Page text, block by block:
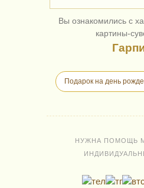
Вы ознакомились с
картины-
Подарок на день
НУЖНА ПОМОЩЬ